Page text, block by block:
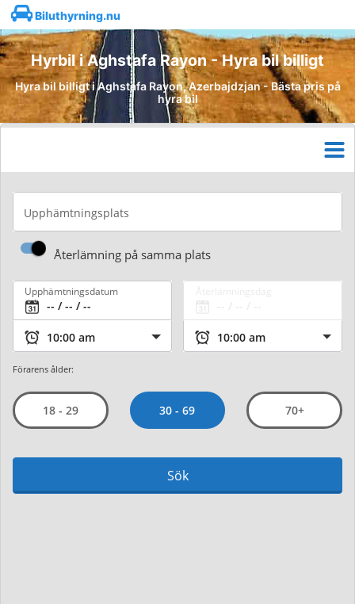
Biluthyrning.nu
Hyrbil i Aghstafa Rayon - Hyra bil billigt
Hyra bil billigt i Aghstafa Rayon, Azerbajdzjan - Bästa pris på
hyra bil
Upphämtningsplats
Återlämning på samma plats
Upphämtningsdatum
Förarens ålder:
18 - 29 30 - 69 70+
Sök